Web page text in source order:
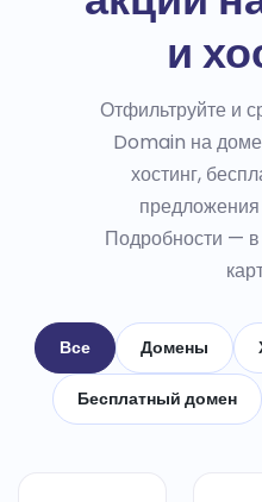
и
Отфильтруйте и
Domain на
хостинг,
Подробности —
Все Домены
Бесплатный домен